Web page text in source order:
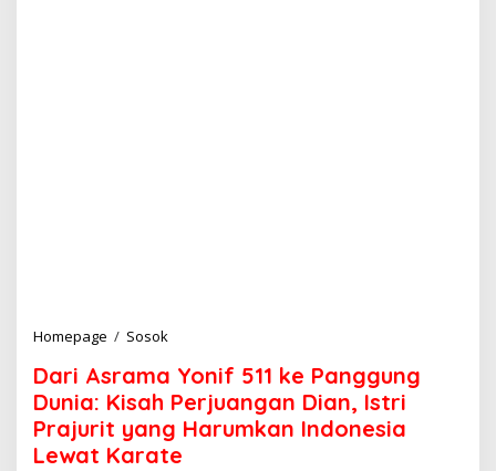
Homepage / Sosok
r
A
s
r
Dari Asrama Yonif 511 ke Panggung
Dunia: Kisah Perjuangan Dian, Istri
Prajurit yang Harumkan Indonesia
Lewat Karate